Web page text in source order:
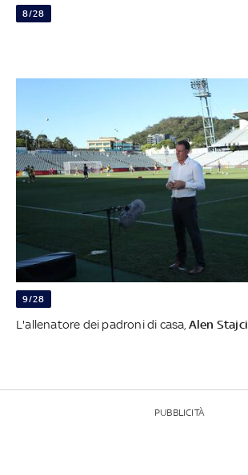
8/28
9/28
L'allenatore dei padroni di casa, Alen
PUBBLICITÀ